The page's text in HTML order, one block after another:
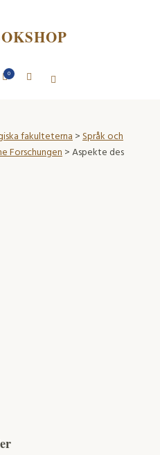
0
fakulteterna>Språk och
Forschungen> Aspekte des